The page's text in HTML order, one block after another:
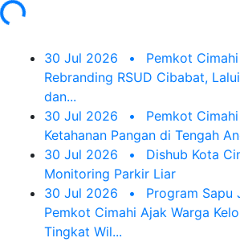
30 Jul 2026 •
Pemkot
Rebranding RSUD Cibabat,
dan...
30 Jul 2026
•
Pemkot
Ketahanan Pangan di Tengah
30 Jul 2026
•
Dishub Kota
Monitoring Parkir Liar
30 Jul 2026
•
Program Sapu
Pemkot Cimahi Ajak Warga
Tingkat Wil...